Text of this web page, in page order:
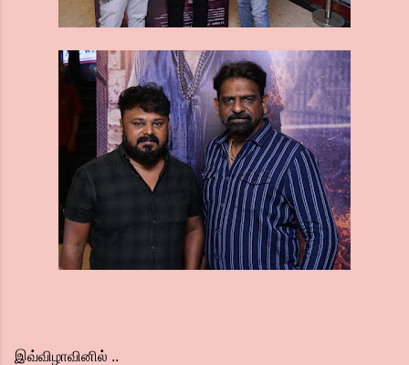
இவ்விழாவினில் ..